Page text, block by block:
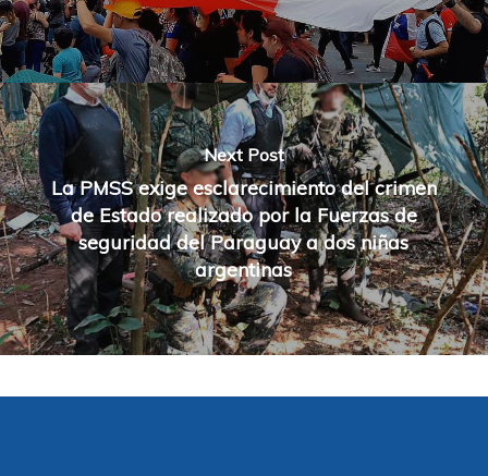
Next Post
La PMSS exige esclarecimiento del crimen
de Estado realizado por la Fuerzas de
seguridad del Paraguay a dos niñas
argentinas